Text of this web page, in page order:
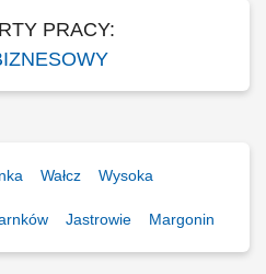
PRACY:
Wałcz Wysoka
Jastrowie Margonin